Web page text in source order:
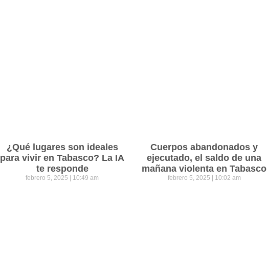
¿Qué lugares son ideales
para vivir en Tabasco? La IA
te responde
febrero 5, 2025 10:49 am
Cuerpos abandonados y
ejecutado, el saldo de una
mañana violenta en Tabasco
febrero 5, 2025 10:02 am